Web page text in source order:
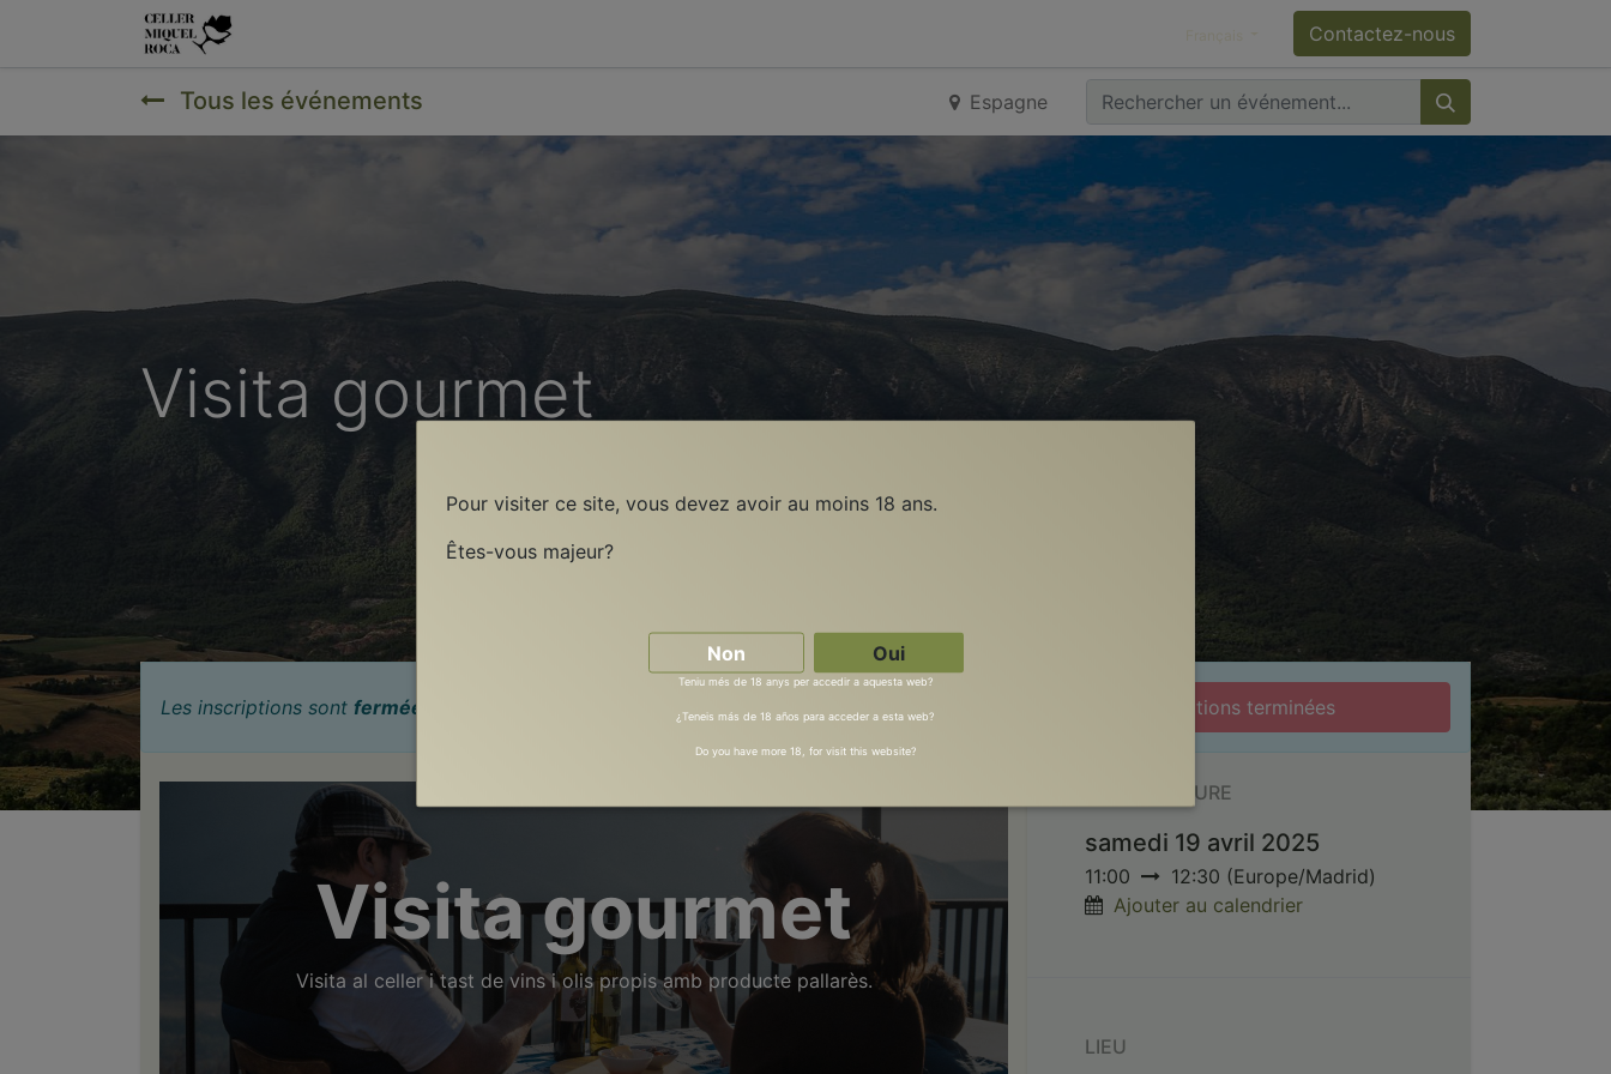
Pour visiter ce site, vous devez avoir au moins 18 ans.
Êtes-vous majeur?
Non Oui
Teniu més de 18 anys per accedir a aquesta web?
¿Teneis más de 18 años para acceder a esta web?
Do you have more 18, for visit this website?
Contactez-nous
Tous les événements Espagne
Visita gourmet
Les inscriptions sont fermées Inscriptions terminées
Visita gourmet
Visita al celler i tast de vins i olis propis amb producte pallarès.
DATE ET HEURE
samedi 19 avril 2025
11:00 12:30 (Europe/Madrid)
Ajouter au calendrier
LIEU